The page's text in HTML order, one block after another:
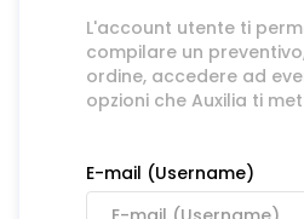
L'account utente ti
compilare un
ordine, accedere ad
opzioni che Auxilia ti
E-mail (Username)